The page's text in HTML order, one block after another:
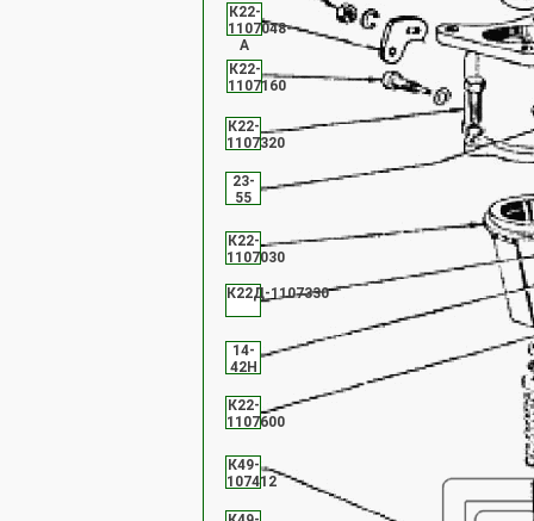
К22-
1107048-
А
К22-
1107160
К22-
1107320
23-
55
К22-
1107030
К22Д-1107330
14-
42Н
К22-
1107600
К49-
107412